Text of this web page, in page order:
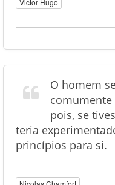
Victor Hugo
O homem
pois, se
teria
princípios para si.